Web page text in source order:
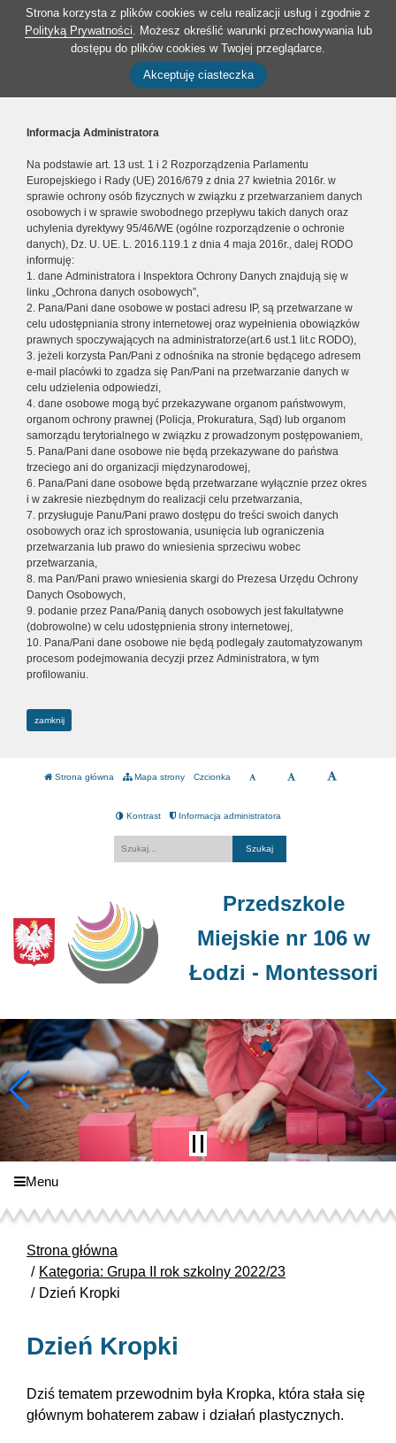
Strona korzysta z plików cookies w celu realizacji usług i zgodnie z
Polityką Prywatności. Możesz określić warunki przechowywania lub
dostępu do plików cookies w Twojej przeglądarce.
Akceptuję ciasteczka
Informacja Administratora
Na podstawie art. 13 ust. 1 i 2 Rozporządzenia Parlamentu
Europejskiego i Rady (UE) 2016/679 z dnia 27 kwietnia 2016r. w
sprawie ochrony osób fizycznych w związku z przetwarzaniem danych
osobowych i w sprawie swobodnego przepływu takich danych oraz
uchylenia dyrektywy 95/46/WE (ogólne rozporządzenie o ochronie
danych), Dz. U. UE. L. 2016.119.1 z dnia 4 maja 2016r., dalej RODO
informuję:
1. dane Administratora i Inspektora Ochrony Danych znajdują się w
linku „Ochrona danych osobowych”,
2. Pana/Pani dane osobowe w postaci adresu IP, są przetwarzane w
celu udostępniania strony internetowej oraz wypełnienia obowiązków
prawnych spoczywających na administratorze(art.6 ust.1 lit.c RODO),
3. jeżeli korzysta Pan/Pani z odnośnika na stronie będącego adresem
e-mail placówki to zgadza się Pan/Pani na przetwarzanie danych w
celu udzielenia odpowiedzi,
4. dane osobowe mogą być przekazywane organom państwowym,
organom ochrony prawnej (Policja, Prokuratura, Sąd) lub organom
samorządu terytorialnego w związku z prowadzonym postępowaniem,
5. Pana/Pani dane osobowe nie będą przekazywane do państwa
trzeciego ani do organizacji międzynarodowej,
6. Pana/Pani dane osobowe będą przetwarzane wyłącznie przez okres
i w zakresie niezbędnym do realizacji celu przetwarzania,
7. przysługuje Panu/Pani prawo dostępu do treści swoich danych
osobowych oraz ich sprostowania, usunięcia lub ograniczenia
przetwarzania lub prawo do wniesienia sprzeciwu wobec
przetwarzania,
8. ma Pan/Pani prawo wniesienia skargi do Prezesa Urzędu Ochrony
Danych Osobowych,
9. podanie przez Pana/Panią danych osobowych jest fakultatywne
(dobrowolne) w celu udostępnienia strony internetowej,
10. Pana/Pani dane osobowe nie będą podlegały zautomatyzowanym
procesom podejmowania decyzji przez Administratora, w tym
profilowaniu.
zamknij
Strona główna Mapa strony Czcionka
Kontrast Informacja administratora
Przedszkole
Miejskie nr 106 w
Łodzi - Montessori
Menu
Strona główna
Kategoria: Grupa II rok szkolny 2022/23
Dzień Kropki
Dzień Kropki
Dziś tematem przewodnim była Kropka, która stała się
głównym bohaterem zabaw i działań plastycznych.